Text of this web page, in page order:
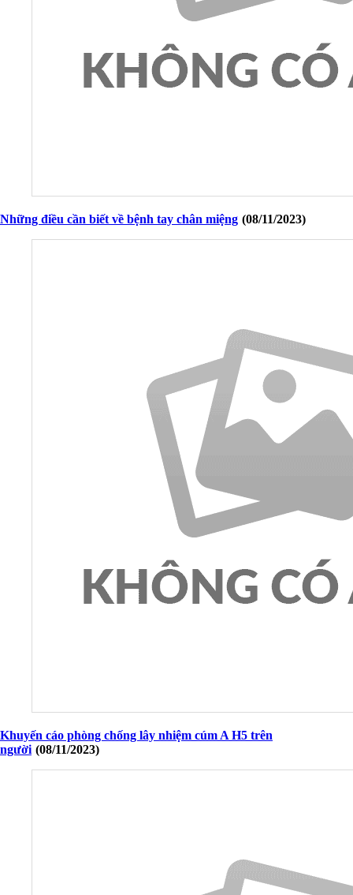
Những điều cần biết về bệnh tay chân miệng (08/11/2023)
Khuyến cáo phòng chống lây nhiệm cúm A H5 trên
người (08/11/2023)